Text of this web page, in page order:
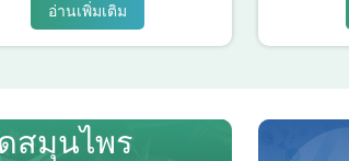
อ่านเพิ่มเติม
สมุนไพร